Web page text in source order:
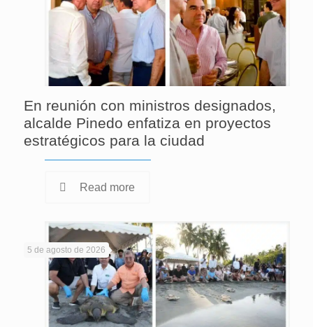
En reunión con ministros designados,
alcalde Pinedo enfatiza en proyectos
estratégicos para la ciudad
Read more
5 de agosto de 2026